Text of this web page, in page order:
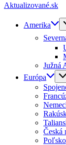
Aktualizované.sk
Amerika
Južná
Európa
Česká
Poľsko